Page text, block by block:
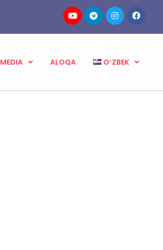
MEDIA ALOQA OʻZBEK